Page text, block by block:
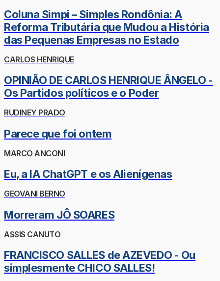
Coluna Simpi – Simples Rondônia: A
Reforma Tributária que Mudou a História
das Pequenas Empresas no Estado
CARLOS HENRIQUE
OPINIÃO DE CARLOS HENRIQUE ÂNGELO -
Os Partidos políticos e o Poder
RUDINEY PRADO
Parece que foi ontem
MARCO ANCONI
Eu, a IA ChatGPT e os Alienígenas
GEOVANI BERNO
Morreram JÔ SOARES
ASSIS CANUTO
FRANCISCO SALLES de AZEVEDO - Ou
simplesmente CHICO SALLES!